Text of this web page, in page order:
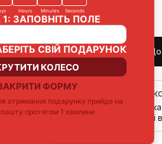
749
До
компанії